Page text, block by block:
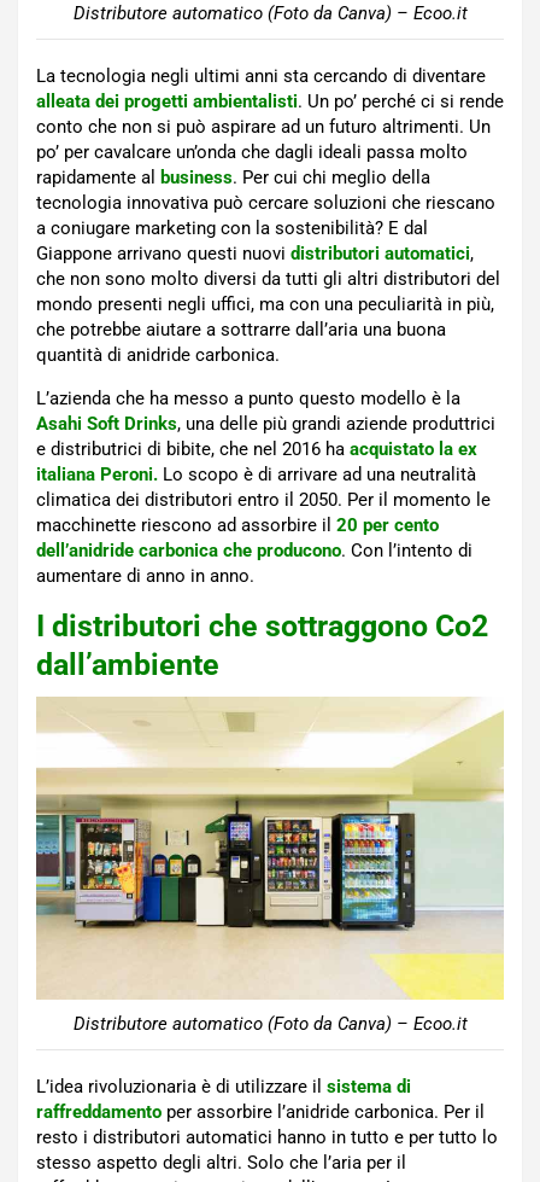
Distributore automatico (Foto da Canva) – Ecoo.it
La tecnologia negli ultimi anni sta cercando di diventare
alleata dei progetti ambientalisti. Un po’ perché ci si rende
conto che non si può aspirare ad un futuro altrimenti. Un
po’ per cavalcare un’onda che dagli ideali passa molto
rapidamente al business. Per cui chi meglio della
tecnologia innovativa può cercare soluzioni che riescano
a coniugare marketing con la sostenibilità? E dal
Giappone arrivano questi nuovi distributori automatici,
che non sono molto diversi da tutti gli altri distributori del
mondo presenti negli uffici, ma con una peculiarità in più,
che potrebbe aiutare a sottrarre dall’aria una buona
quantità di anidride carbonica.
L’azienda che ha messo a punto questo modello è la
Asahi Soft Drinks, una delle più grandi aziende produttrici
e distributrici di bibite, che nel 2016 ha acquistato la ex
italiana Peroni. Lo scopo è di arrivare ad una neutralità
climatica dei distributori entro il 2050. Per il momento le
macchinette riescono ad assorbire il 20 per cento
dell’anidride carbonica che producono. Con l’intento di
aumentare di anno in anno.
I distributori che sottraggono Co2
dall’ambiente
Distributore automatico (Foto da Canva) – Ecoo.it
L’idea rivoluzionaria è di utilizzare il sistema di
raffreddamento per assorbire l’anidride carbonica. Per il
resto i distributori automatici hanno in tutto e per tutto lo
stesso aspetto degli altri. Solo che l’aria per il